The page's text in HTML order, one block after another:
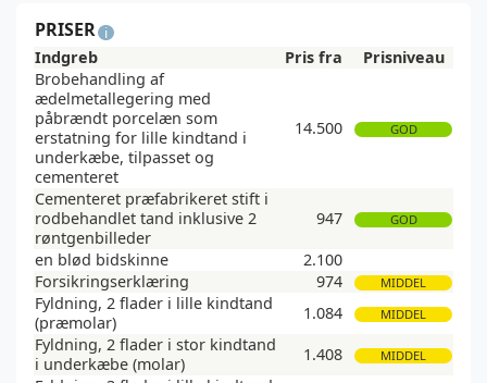
PRISER i
Indgreb Pris fra
Prisniveau
Brobehandling af
ædelmetallegering med
påbrændt porcelæn som
erstatning for lille kindtand i
underkæbe, tilpasset og
cementeret
14.500 GOD
Cementeret præfabrikeret stift i
rodbehandlet tand inklusive 2
røntgenbilleder
947 GOD
en blød bidskinne
2.100
Forsikringserklæring
974 MIDDEL
Fyldning, 2 flader i lille kindtand
(præmolar)
1.084 MIDDEL
Fyldning, 2 flader i stor kindtand
i underkæbe (molar)
1.408 MIDDEL